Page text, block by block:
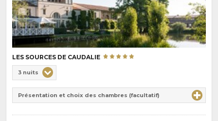
LES SOURCES DE CAUDALIE
de
pension
:
Durée
3 nuits
Présentation et choix des chambres (facultatif)